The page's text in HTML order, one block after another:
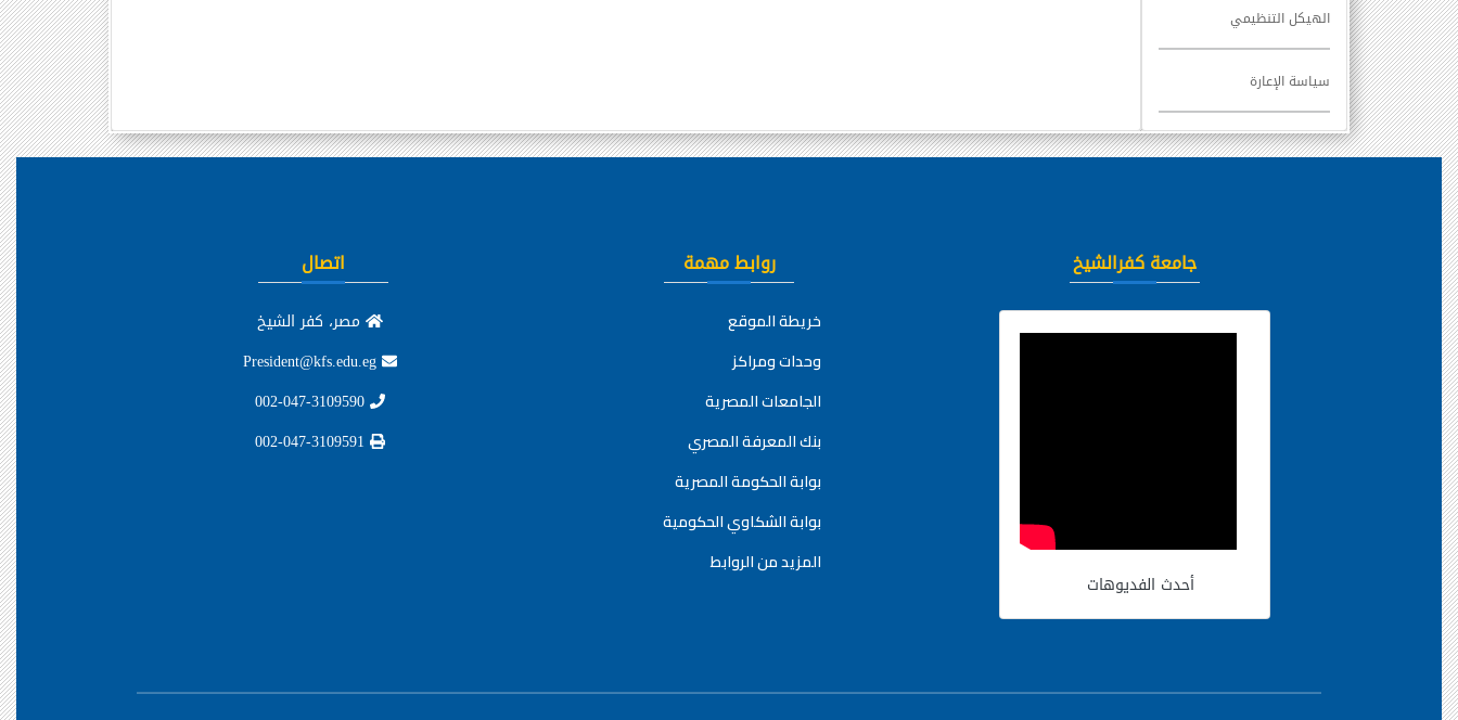
الهيكل التنظيمي
سياسة الإعارة
جامعة كفرالشيخ
أحدث الفديوهات
روابط مهمة
خريطة الموقع
وحدات ومراكز
الجامعات المصرية
بنك المعرفة المصري
بوابة الحكومة المصرية
بوابة الشكاوي الحكومية
المزيد من الروابط
اتصال
مصر، كفر الشيخ